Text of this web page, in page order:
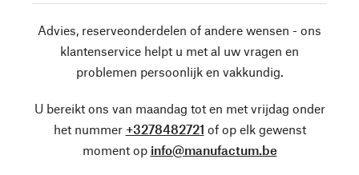
Advies, reserveonderdelen of andere wensen - ons
klantenservice helpt u met al uw vragen en
problemen persoonlijk en vakkundig.
U bereikt ons van maandag tot en met vrijdag onder
het nummer +3278482721 of op elk gewenst
moment op info@manufactum.be